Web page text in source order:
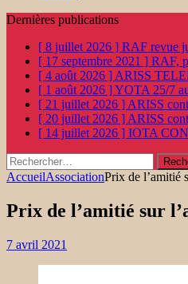
Dernières publications
[ 8 juillet 2026 ] RAF revue
[ 17 septembre 2021 ] RAF,
[ 4 août 2026 ] ARISS
[ 1 août 2026 ]YOTA 25/7
[ 21 juillet 2026 ] ARISS
[ 20 juillet 2026 ] ARISS
[ 14 juillet 2026 ] IOTA
Rechercher :
AccueilAssociationPrix ​​de l’amitié
Prix ​​de l’amitié sur
7 avril 2021